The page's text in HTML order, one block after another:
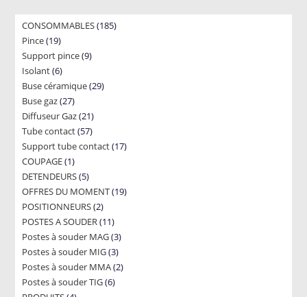
CONSOMMABLES 185185
Pince 1919
products
Support pince 99
Isolant 66
products
Buse céramique 2929
Buse gaz 2727
products
Diffuseur Gaz 2121
products
Tube contact 5757
products
Support tube contact 1717
COUPAGE 11
product
DETENDEURS 55
products
OFFRES DU MOMENT 1919
POSITIONNEURS 22
products
POSTES A SOUDER 1111
products
Postes à souder MAG 33
products
Postes à souder MIG 33
products
Postes à souder MMA 22
Postes à souder TIG 66